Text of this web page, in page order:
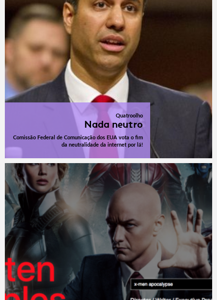
Quatroolho
Nada neutro
Comissão Federal de Comunicação dos EUA vota o fim
da neutralidade da internet por lá!